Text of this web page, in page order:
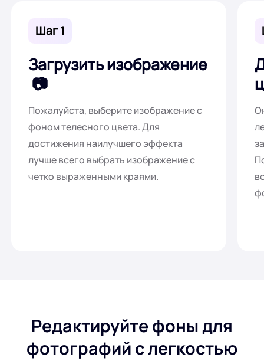
Шаг 1
Загрузить изображение
Пожалуйста, выберите изображение с
фоном телесного цвета. Для
достижения наилучшего эффекта
лучше всего выбрать изображение с
четко выраженными краями.
Редактируйте фоны для
фотографий с легкостью